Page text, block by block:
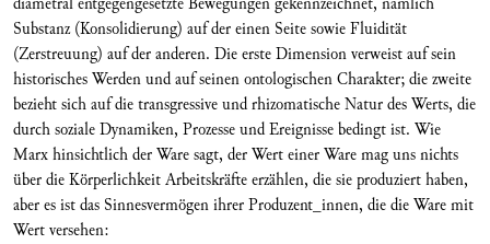
Substanz (Konsolidierung) auf der einen Seite sowie Fluidität
(Zerstreuung) auf der anderen. Die erste Dimension verweist auf sein
historisches Werden und auf seinen ontologischen Charakter; die zweite
bezieht sich auf die transgressive und rhizomatische Natur des Werts, die
durch soziale Dynamiken, Prozesse und Ereignisse bedingt ist. Wie
Marx hinsichtlich der Ware sagt, der Wert einer Ware mag uns nichts
über die Körperlichkeit Arbeitskräfte erzählen, die sie produziert haben,
aber es ist das Sinnesvermögen ihrer Produzent_innen, die die Ware mit
Wert versehen: